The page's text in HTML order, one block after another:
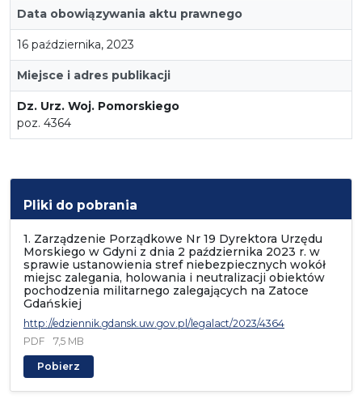
Data obowiązywania aktu prawnego
16 października, 2023
Miejsce i adres publikacji
Dz. Urz. Woj. Pomorskiego
poz. 4364
Pliki do pobrania
1. Zarządzenie Porządkowe Nr 19 Dyrektora Urzędu
Morskiego w Gdyni z dnia 2 października 2023 r. w
sprawie ustanowienia stref niebezpiecznych wokół
miejsc zalegania, holowania i neutralizacji obiektów
pochodzenia militarnego zalegających na Zatoce
Gdańskiej
http://edziennik.gdansk.uw.gov.pl/legalact/2023/4364
PDF
7,5 MB
Pobierz